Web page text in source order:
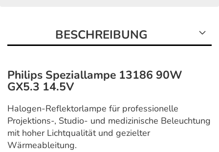
BESCHREIBUNG
Philips Speziallampe 13186 90W
GX5.3 14.5V
Halogen-Reflektorlampe für professionelle
Projektions-, Studio- und medizinische Beleuchtung
mit hoher Lichtqualität und gezielter
Wärmeableitung.